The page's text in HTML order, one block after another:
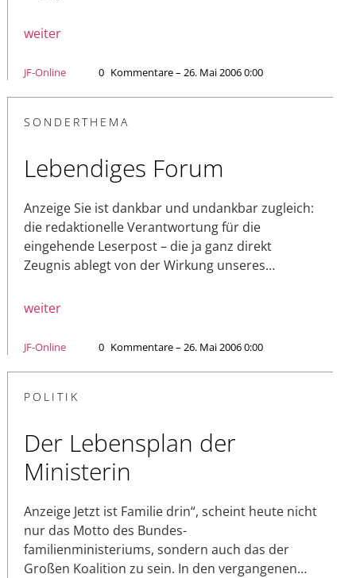
weiter
JF-Online 0 Kommentare – 26. Mai 2006 0:00
SONDERTHEMA
Lebendiges Forum
Anzeige Sie ist dankbar und undankbar zugleich:
die redaktionelle Verantwortung für die
eingehende Leserpost – die ja ganz direkt
Zeugnis ablegt von der Wirkung unseres…
weiter
JF-Online 0 Kommentare – 26. Mai 2006 0:00
POLITIK
Der Lebensplan der
Ministerin
Anzeige Jetzt ist Familie drin“, scheint heute nicht
nur das Motto des Bundes-
familienministeriums, sondern auch das der
Großen Koalition zu sein. In den vergangenen…